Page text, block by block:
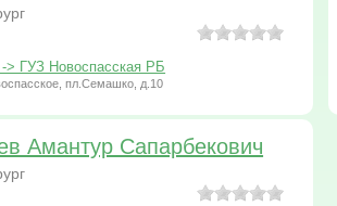
> ГУЗ Новоспасская РБ
пл.Семашко, д.10
Амантур Сапарбекович